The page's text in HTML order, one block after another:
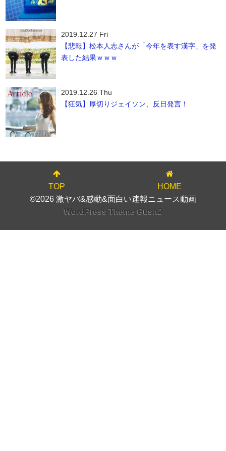
2019.12.27 Fri
【悲報】松本人志さんが「今年を表す漢字」を発
表した結果ｗｗｗ
2019.12.26 Thu
【狂気】厚切りジェイソン、反日発言！
TOP
HOME
©2026 激ヤバ&感動&面白い速報ニュース動画
WordPress Theme Gush2